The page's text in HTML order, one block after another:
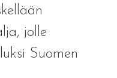
jolle
Suomen